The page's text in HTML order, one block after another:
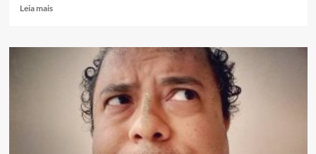
Leia maisRead
Roda
completa